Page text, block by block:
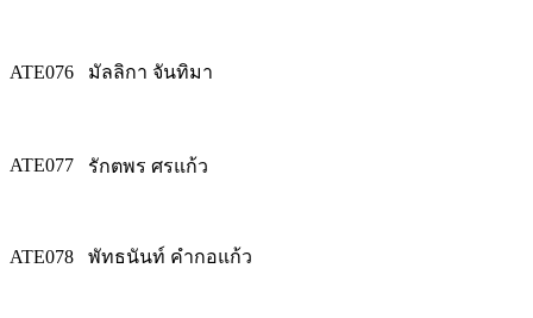
ATE076 มัลลิกา จันทิมา
ATE077 รักตพร ศรแก้ว
ATE078 พัทธนันท์ คำกอแก้ว